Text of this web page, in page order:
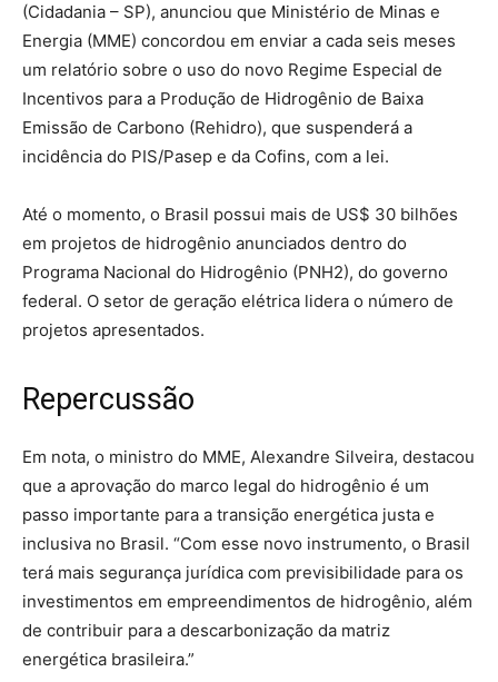
(Cidadania – SP), anunciou que Ministério de Minas e
Energia (MME) concordou em enviar a cada seis meses
um relatório sobre o uso do novo Regime Especial de
Incentivos para a Produção de Hidrogênio de Baixa
Emissão de Carbono (Rehidro), que suspenderá a
incidência do PIS/Pasep e da Cofins, com a lei.
Até o momento, o Brasil possui mais de US$ 30 bilhões
em projetos de hidrogênio anunciados dentro do
Programa Nacional do Hidrogênio (PNH2), do governo
federal. O setor de geração elétrica lidera o número de
projetos apresentados.
Repercussão
Em nota, o ministro do MME, Alexandre Silveira, destacou
que a aprovação do marco legal do hidrogênio é um
passo importante para a transição energética justa e
inclusiva no Brasil. “Com esse novo instrumento, o Brasil
terá mais segurança jurídica com previsibilidade para os
investimentos em empreendimentos de hidrogênio, além
de contribuir para a descarbonização da matriz
energética brasileira.”